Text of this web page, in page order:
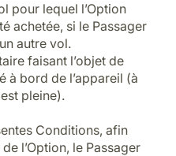
pour lequel l’Option
achetée, si le Passager
autre vol.
faisant l’objet de
à bord de l’appareil (à
pleine).
Conditions, afin
l’Option, le Passager